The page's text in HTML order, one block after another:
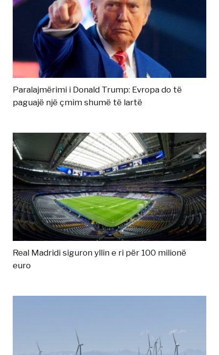
Paralajmërimi i Donald Trump: Evropa do të
paguajë një çmim shumë të lartë
Real Madridi siguron yllin e ri për 100 milionë
euro